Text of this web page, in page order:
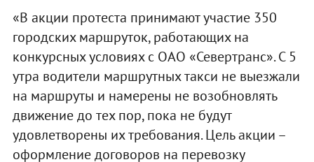
«В акции протеста принимают участие 350
городских маршруток, работающих на
конкурсных условиях с ОАО «Севертранс». С 5
утра водители маршрутных такси не выезжали
на маршруты и намерены не возобновлять
движение до тех пор, пока не будут
удовлетворены их требования. Цель акции –
оформление договоров на перевозку